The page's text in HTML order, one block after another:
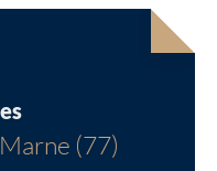
(77)